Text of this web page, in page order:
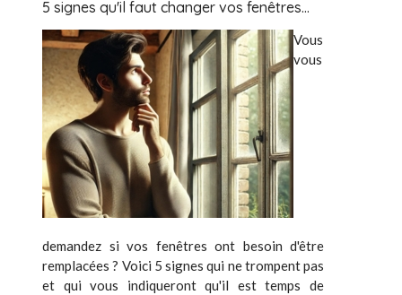
5 signes qu'il faut changer vos fenêtres…
Vous
vous
demandez si vos fenêtres ont besoin d'être
remplacées ? Voici 5 signes qui ne trompent pas
et qui vous indiqueront qu'il est temps de